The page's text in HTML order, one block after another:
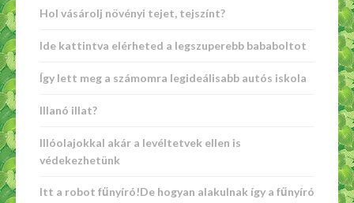
Hol vásárolj növényi tejet, tejszínt?
Ide kattintva elérheted a legszuperebb bababoltot
Így lett meg a számomra legideálisabb autós iskola
Illanó illat?
Illóolajokkal akár a levéltetvek ellen is
védekezhetünk
Itt a robot fűnyíró!De hogyan alakulnak így a fűnyíró